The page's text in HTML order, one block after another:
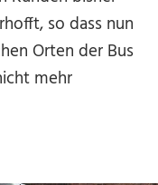
so dass nun
Orten der Bus
mehr